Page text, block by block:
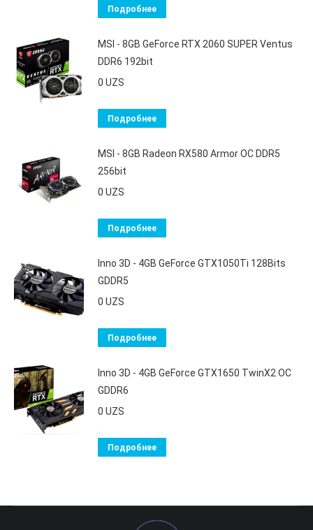
Подробнее
MSI - 8GB GeForce RTX 2060 SUPER Ventus
DDR6 192bit
0 UZS
Подробнее
MSI - 8GB Radeon RX580 Armor OC DDR5
256bit
0 UZS
Подробнее
Inno 3D - 4GB GeForce GTX1050Ti 128Bits
GDDR5
0 UZS
Подробнее
Inno 3D - 4GB GeForce GTX1650 TwinX2 OC
GDDR6
0 UZS
Подробнее